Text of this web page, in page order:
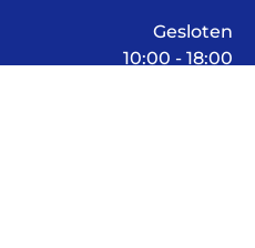
Gesloten
10:00 - 18:00